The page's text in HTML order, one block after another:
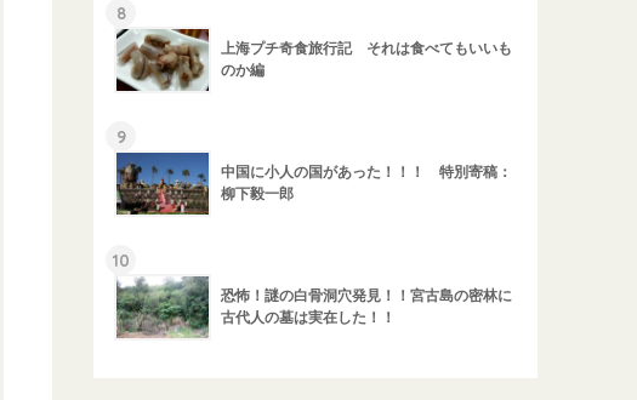
8
上海プチ奇食旅行記 それは食べてもいいも
のか編
9
中国に小人の国があった！！！ 特別寄稿：
柳下毅一郎
10
恐怖！謎の白骨洞穴発見！！宮古島の密林に
古代人の墓は実在した！！